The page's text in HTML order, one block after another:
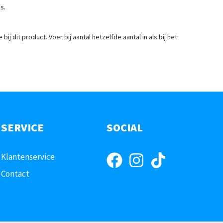
dit product. Voer bij aantal hetzelfde aantal in als bij het
SERVICE
Klantenservice
Contact
SOCIAL